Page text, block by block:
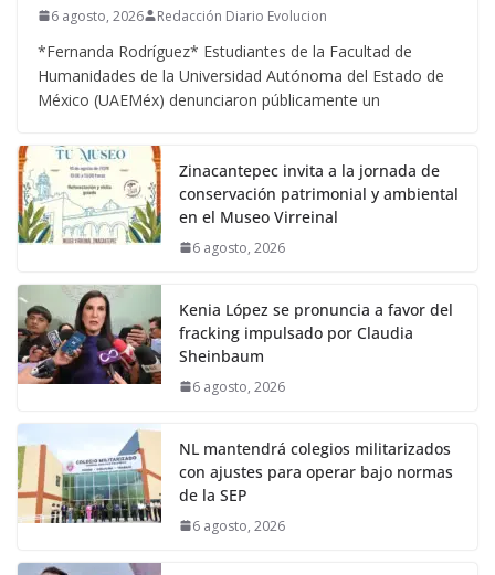
6 agosto, 2026 Redacción Diario Evolucion
*Fernanda Rodríguez* Estudiantes de la Facultad de
Humanidades de la Universidad Autónoma del Estado de
México (UAEMéx) denunciaron públicamente un
Zinacantepec invita a la jornada de
conservación patrimonial y ambiental
en el Museo Virreinal
6 agosto, 2026
Kenia López se pronuncia a favor del
fracking impulsado por Claudia
Sheinbaum
6 agosto, 2026
NL mantendrá colegios militarizados
con ajustes para operar bajo normas
de la SEP
6 agosto, 2026